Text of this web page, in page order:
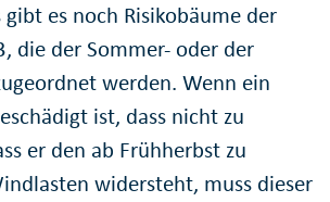
es noch Risikobäume der
die der Sommer- oder der
werden. Wenn ein
ist, dass nicht zu
er den ab Frühherbst zu
widersteht, muss dieser